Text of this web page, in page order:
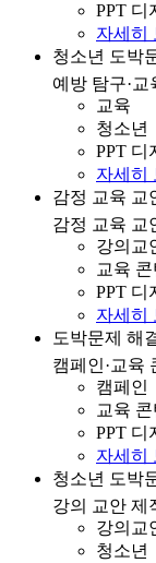
PPT 디
자세히
청소년 대상
사례
청소년 도박
예방 탐구·교
교육
청소년
PPT 디
자세히
감정 교육 교
감정 교육 교
감정 교육 교
강의교
교육
PPT 디
자세히
도박문제 해
도박문제 해
캠페인·교육
캠페인
교육
PPT 디
자세히
청소년 도박
인 사례
청소년 도박
강의 교안 제
강의교
청소년